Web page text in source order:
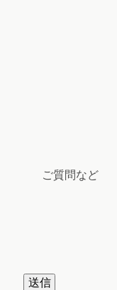
ご質問など